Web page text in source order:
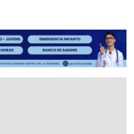
Guatemala por erupción de
volcán de Fuego